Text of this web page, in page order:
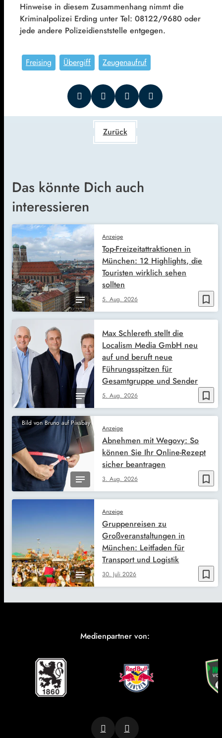
Hinweise in diesem Zusammenhang nimmt die
Kriminalpolizei Erding unter Tel: 08122/9680 oder
jede andere Polizeidienststelle entgegen.
Freising Übergiff Zeugenaufruf
Zurück
Das könnte Dich auch
interessieren
bookmark_border
Anzeige
5. Aug. 2026
Top-Freizeitattraktionen in
München: 12 Highlights, die
Touristen wirklich sehen
sollten
bookmark_border
5. Aug. 2026
Max Schlereth stellt die
Localism Media GmbH neu
auf und beruft neue
Führungsspitzen für
Gesamtgruppe und Sender
Bild von Bruno auf Pixabay
bookmark_border
Anzeige
3. Aug. 2026
Abnehmen mit Wegovy: So
können Sie Ihr Online-Rezept
sicher beantragen
bookmark_border
Anzeige
30. Juli 2026
Gruppenreisen zu
Großveranstaltungen in
München: Leitfaden für
Transport und Logistik
Medienpartner von: